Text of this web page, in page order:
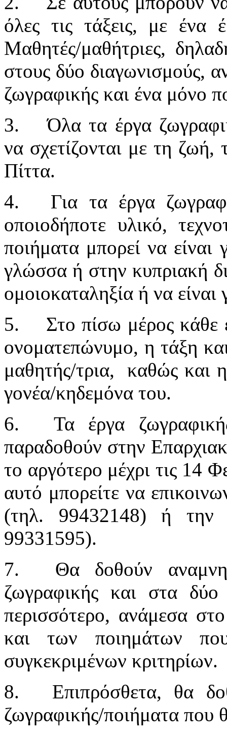
όλες τις τάξεις, με ένα
Μαθητές/μαθήτριες,
στους δύο διαγωνισμούς,
ζωγραφικής και ένα μόνο
3.
Όλα τα έργα
να σχετίζονται με τη
Πίττα.
4.
Για τα έργα
οποιοδήποτε υλικό,
ποιήματα μπορεί να είναι
γλώσσα ή στην κυπριακή
ομοιοκαταληξία ή να
5.
Στο πίσω μέρος κάθε
ονοματεπώνυμο, η τάξη
μαθητής/τρια, καθώς και
γονέα/κηδεμόνα του.
6.
Τα έργα
παραδοθούν στην
το αργότερο μέχρι τις 14
αυτό μπορείτε να
(τηλ. 99432148) ή την
99331595).
7.
Θα δοθούν
ζωγραφικής και στα
περισσότερο, ανάμεσα
και των ποιημάτων
συγκεκριμένων κριτηρίων.
8.
Επιπρόσθετα, θα
ζωγραφικής/ποιήματα που